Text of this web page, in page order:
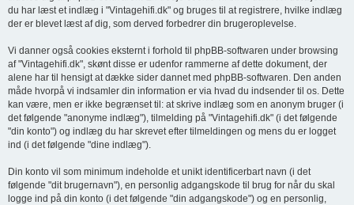
du har læst et indlæg i "Vintagehifi.dk" og bruges til at registrere, hvilke indlæg
der er blevet læst af dig, som derved forbedrer din brugeroplevelse.
Vi danner også cookies eksternt i forhold til phpBB-softwaren under browsing
af "Vintagehifi.dk", skønt disse er udenfor rammerne af dette dokument, der
alene har til hensigt at dække sider dannet med phpBB-softwaren. Den anden
måde hvorpå vi indsamler din information er via hvad du indsender til os. Dette
kan være, men er ikke begrænset til: at skrive indlæg som en anonym bruger (i
det følgende "anonyme indlæg"), tilmelding på "Vintagehifi.dk" (i det følgende
"din konto") og indlæg du har skrevet efter tilmeldingen og mens du er logget
ind (i det følgende "dine indlæg").
Din konto vil som minimum indeholde et unikt identificerbart navn (i det
følgende "dit brugernavn"), en personlig adgangskode til brug for når du skal
logge ind på din konto (i det følgende "din adgangskode") og en personlig,